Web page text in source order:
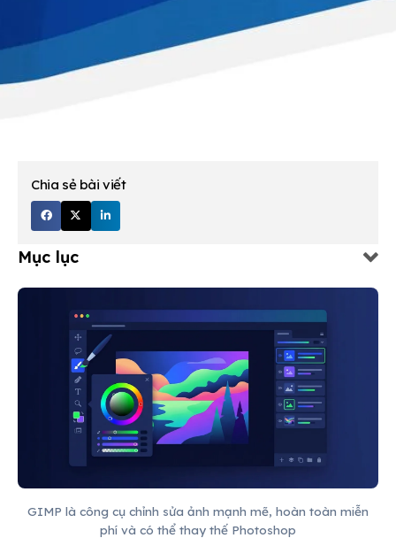
Chia sẻ bài viết
Mục lục
GIMP là công cụ chỉnh sửa ảnh mạnh mẽ, hoàn toàn miễn
phí và có thể thay thế Photoshop